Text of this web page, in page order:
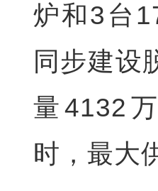
炉和3台
同步建设
量4132
时，最大